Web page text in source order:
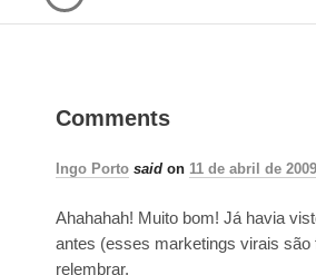
Comments
Ingo Porto said on 11 de abril de
Ahahahah! Muito bom! Já havia
antes (esses marketings virais são
relembrar.